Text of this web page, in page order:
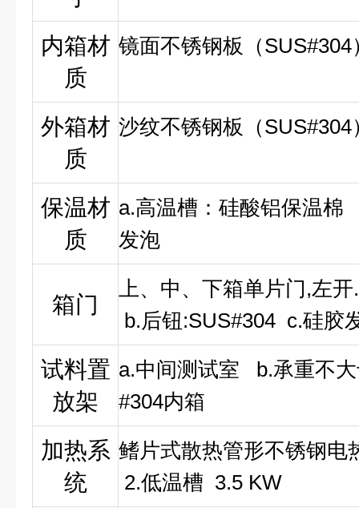
内箱材
质
镜面不锈钢板（SUS#304
外箱材
质
沙纹不锈钢板（SUS#304
保温材
质
a.高温槽：硅酸铝保温
发泡
箱门
上、中、下箱单片门,左
b.后钮:SUS#304 c.硅胶
试料置
放架
a.中间测试室 b.承重不
#304内箱
加热系
统
鳍片式散热管形不锈钢
2.低温槽 3.5 KW